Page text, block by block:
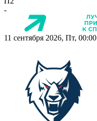
-
11 сентября 2026, Пт, 00:00